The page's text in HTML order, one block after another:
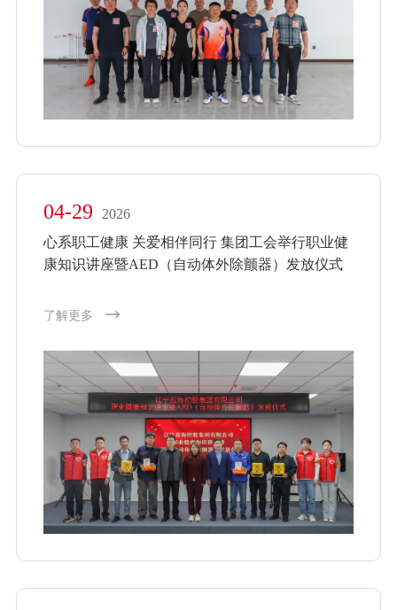
04-29
2026
心系职工健康 关爱相伴同行 集团工会举行职业健
康知识讲座暨AED（自动体外除颤器）发放仪式
了解更多